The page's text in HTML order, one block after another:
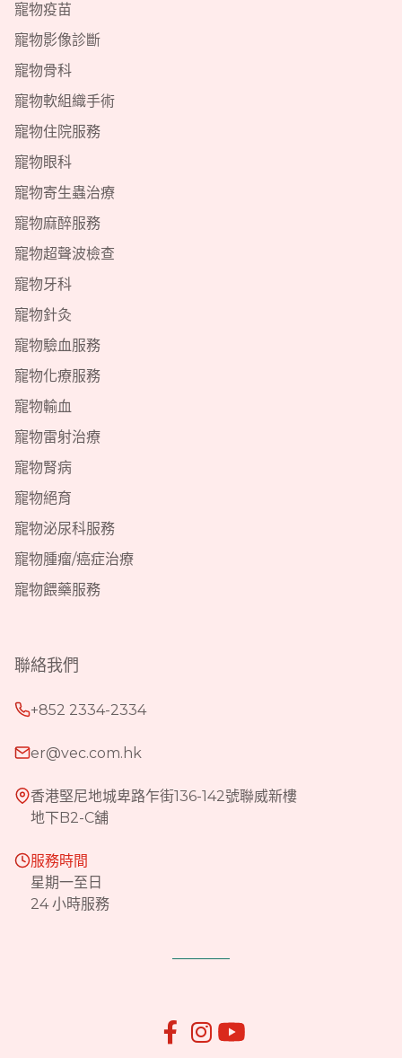
寵物疫苗
寵物影像診斷
寵物骨科
寵物軟組織手術
寵物住院服務
寵物眼科
寵物寄生蟲治療
寵物麻醉服務
寵物超聲波檢查
寵物牙科
寵物針灸
寵物驗血服務
寵物化療服務
寵物輸血
寵物雷射治療
寵物腎病
寵物絕育
寵物泌尿科服務
寵物腫瘤/癌症治療
寵物餵藥服務
聯絡我們
+852 2334-2334
er@vec.com.hk
香港堅尼地城卑路乍街136-142號聯威新樓
地下B2-C舖
服務時間
星期一至日
24 小時服務
 